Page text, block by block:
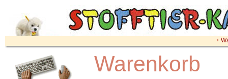
Warenkorb